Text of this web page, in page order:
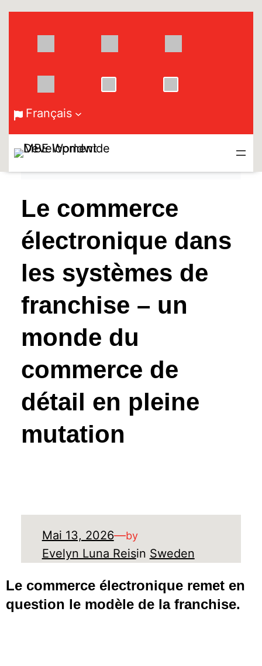
Aller
Français
Le commerce
électronique dans
les systèmes de
franchise – un
monde du
commerce de
détail en pleine
mutation
Mai 13, 2026—by
Evelyn Luna Reisin Sweden
Le commerce électronique remet en
question le modèle de la franchise.